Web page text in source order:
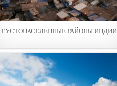
ГУСТОНАСЕЛЕННЫЕ РАЙОНЫ ИНДИИ